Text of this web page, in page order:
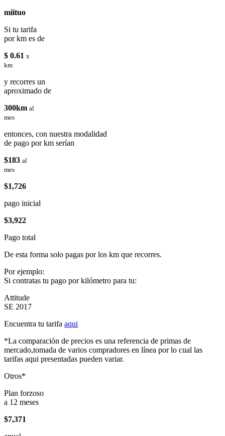
miituo
Si tu tarifa
por km es de
$ 0.61 x
km
y recorres un
aproximado de
300km al
mes
entonces, con nuestra modalidad
de pago por km serían
$183 al
mes
$1,726
pago inicial
$3,922
Pago total
De esta forma solo pagas por los km que recorres.
Por ejemplo:
Si contratas tu pago por kilómetro para tu:
Attitude
SE 2017
Encuentra tu tarifa aqui
*La comparación de precios es una referencia de primas de
mercado,tomada de varios compradores en línea por lo cual las
tarifas aqui presentadas pueden variar.
Otros*
Plan forzoso
a 12 meses
$7,371